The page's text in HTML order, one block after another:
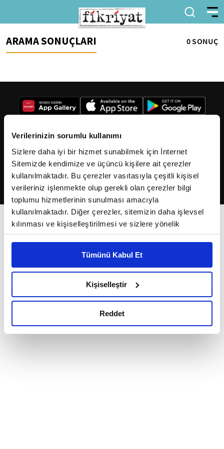
Verilerinizin sorumlu kullanımı
Sizlere daha iyi bir hizmet sunabilmek için İnternet
Sitemizde kendimize ve üçüncü kişilere ait çerezler
kullanılmaktadır. Bu çerezler vasıtasıyla çeşitli kişisel
verileriniz işlenmekte olup gerekli olan çerezler bilgi
toplumu hizmetlerinin sunulması amacıyla
kullanılmaktadır. Diğer çerezler, sitemizin daha işlevsel
kılınması ve kişiselleştirilmesi ve sizlere yönelik
reklam/pazarlama faaliyetlerinin yapılması, amaçlarıyla
Çerezlere ilişkin tercihlerinizi çerez paneli vasıtasıyla
belirleyebilirsiniz. Çerezlere ilişkin detaylı bilgi için
Ayarlar butonuna tıklayabilir,Çerez Bilgilendirme
Metnimizi ziyaret edebilirsiniz.
okumak ve sitemizi ziyaretiniz kapsamında
Tümünü Kabul Et
Kişiselleştir
Reddet
ARAMA SONUÇLARI 0 SONUÇ
2026Fikriyat. Tüm hakları saklıdır.